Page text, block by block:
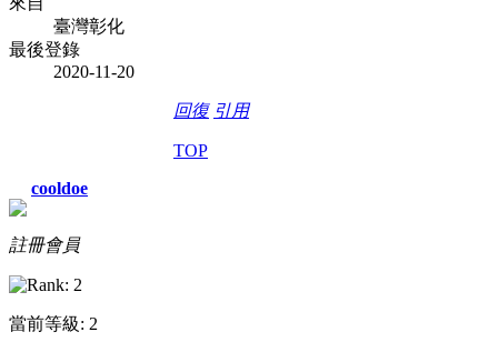
臺灣彰化
最後登錄
2020-11-20
回復 引用
TOP
cooldoe
註冊會員
當前等級: 2